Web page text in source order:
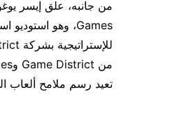
تعيد رسم ملامح ألعاب